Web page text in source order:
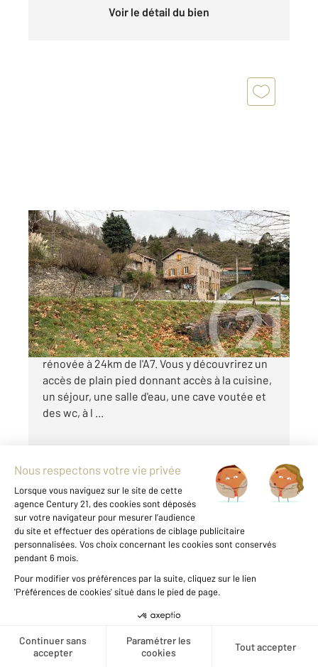
Créer une alerte
Voir le détail du bien
ANNONAY 07
142,97 m2, 6 pièces
Ref : 4736
Maison à vendre
295 000 €
Belle bâtisse en Pierre de 142m2 entièrement
rénovée à 24km de l'A7. Vous y découvrirez un
accès de plain pied donnant accès à la cuisine,
un séjour, une salle d'eau, une cave voutée et
des wc, à l ...